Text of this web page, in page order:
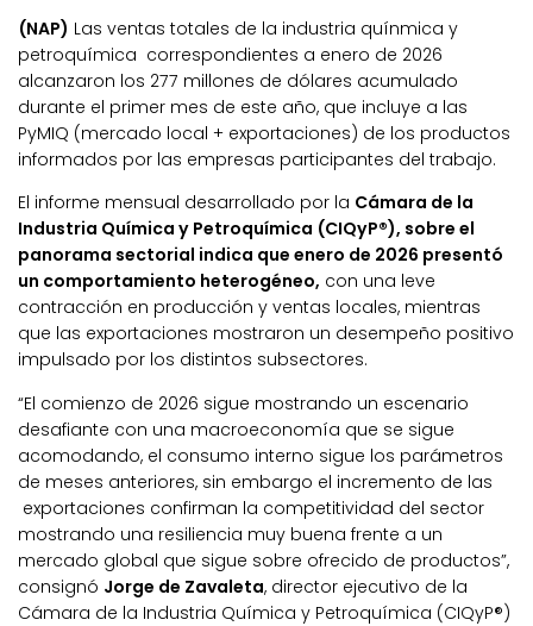
(NAP) Las ventas totales de la industria quínmica y
petroquímica correspondientes a enero de 2026
alcanzaron los 277 millones de dólares acumulado
durante el primer mes de este año, que incluye a las
PyMIQ (mercado local + exportaciones) de los productos
informados por las empresas participantes del trabajo.
El informe mensual desarrollado por la Cámara de la
Industria Química y Petroquímica (CIQyP®), sobre el
panorama sectorial indica que enero de 2026 presentó
un comportamiento heterogéneo, con una leve
contracción en producción y ventas locales, mientras
que las exportaciones mostraron un desempeño positivo
impulsado por los distintos subsectores.
“El comienzo de 2026 sigue mostrando un escenario
desafiante con una macroeconomía que se sigue
acomodando, el consumo interno sigue los parámetros
de meses anteriores, sin embargo el incremento de las
exportaciones confirman la competitividad del sector
mostrando una resiliencia muy buena frente a un
mercado global que sigue sobre ofrecido de productos”,
consignó Jorge de Zavaleta, director ejecutivo de la
Cámara de la Industria Química y Petroquímica (CIQyP®)